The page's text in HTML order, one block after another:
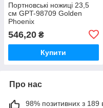
Портновські ножиці 23,5
см GPT-98709 Golden
Phoenix
546,20 ₴
Купити
Про нас
98% позитивних з 189